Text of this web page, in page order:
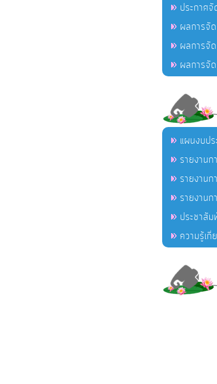
ประกาศ
ผลการจั
ผลการจั
ผลการจั
แผนงบป
รายงานก
รายงานก
รายงานก
ประชาสั
ความรู้เ